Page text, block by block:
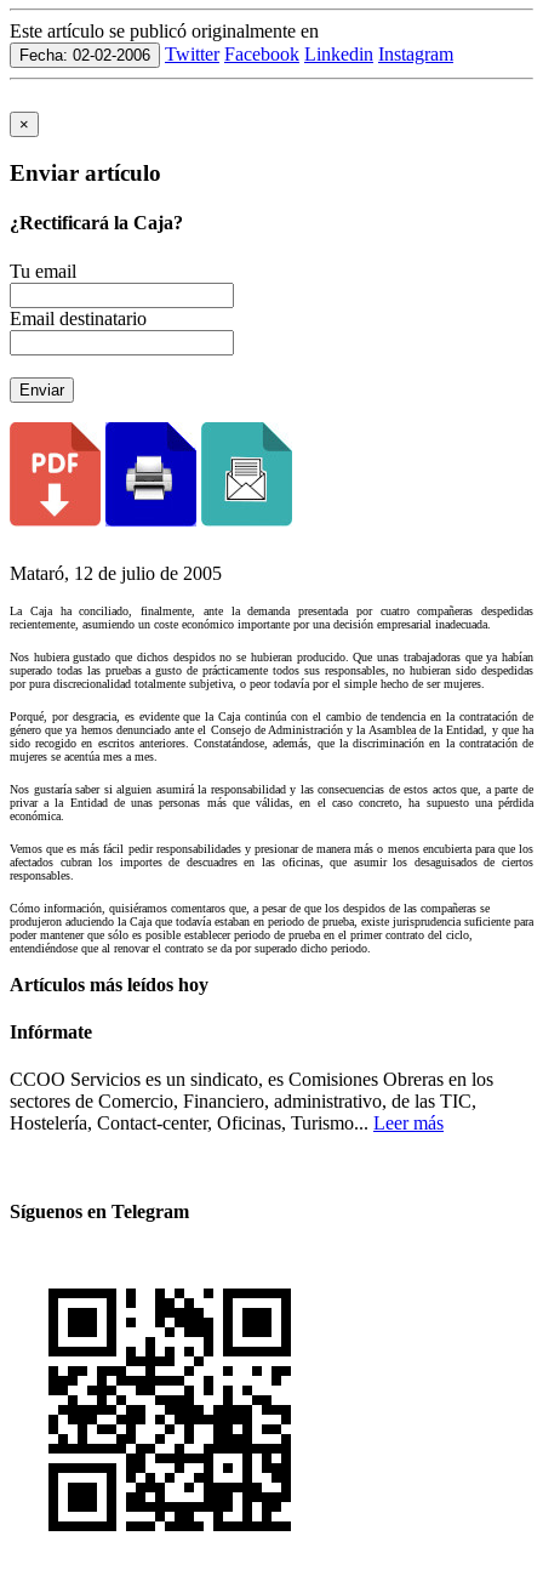
Este artículo se publicó originalmente en
Fecha: 02-02-2006 Twitter Facebook Linkedin Instagram
×
Enviar artículo
¿Rectificará la Caja?
Tu email
Email destinatario
Enviar
Mataró, 12 de julio de 2005
La Caja ha conciliado, finalmente, ante la demanda presentada por cuatro compañeras despedidas
recientemente, asumiendo un coste económico importante por una decisión empresarial inadecuada.
Nos hubiera gustado que dichos despidos no se hubieran producido. Que unas trabajadoras que ya habían
superado todas las pruebas a gusto de prácticamente todos sus responsables, no hubieran sido despedidas
por pura discrecionalidad totalmente subjetiva, o peor todavía por el simple hecho de ser mujeres.
Porqué, por desgracia, es evidente que la Caja continúa con el cambio de tendencia en la contratación de
género que ya hemos denunciado ante el Consejo de Administración y la Asamblea de la Entidad, y que ha
sido recogido en escritos anteriores. Constatándose, además, que la discriminación en la contratación de
mujeres se acentúa mes a mes.
Nos gustaría saber si alguien asumirá la responsabilidad y las consecuencias de estos actos que, a parte de
privar a la Entidad de unas personas más que válidas, en el caso concreto, ha supuesto una pérdida
económica.
Vemos que es más fácil pedir responsabilidades y presionar de manera más o menos encubierta para que los
afectados cubran los importes de descuadres en las oficinas, que asumir los desaguisados de ciertos
responsables.
Cómo información, quisiéramos comentaros que, a pesar de que los despidos de las compañeras se
produjeron aduciendo la Caja que todavía estaban en periodo de prueba, existe jurisprudencia suficiente para
poder mantener que sólo es posible establecer periodo de prueba en el primer contrato del ciclo,
entendiéndose que al renovar el contrato se da por superado dicho periodo.
Artículos más leídos hoy
Infórmate
CCOO Servicios es un sindicato, es Comisiones Obreras en los
sectores de Comercio, Financiero, administrativo, de las TIC,
Hostelería, Contact-center, Oficinas, Turismo... Leer más
Síguenos en Telegram